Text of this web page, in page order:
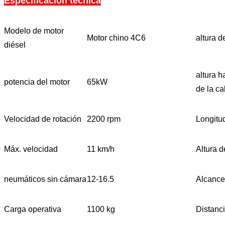
Modelo de motor
diésel
Motor chino 4C6 altura
potencia del motor 65kW
altura
de la
Velocidad de rotación 2200 rpm
Máx. velocidad 11 km/h Altura
neumáticos sin cámara12-16.5
Carga operativa 1100 kg